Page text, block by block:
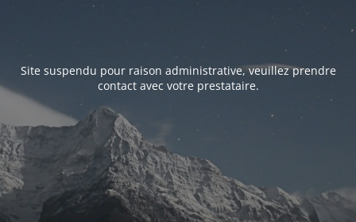
Site suspendu pour raison administrative, veuillez prendre
contact avec votre prestataire.